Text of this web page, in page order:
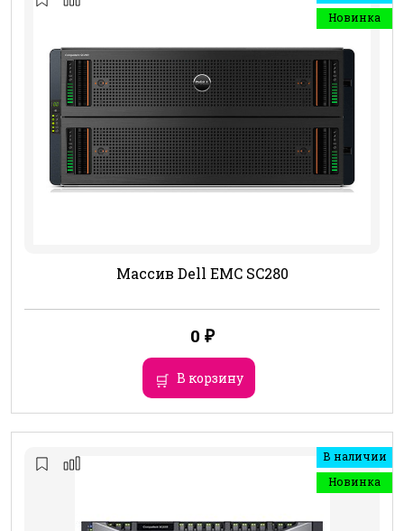
Новинка
Массив Dell EMC SC280
0 ₽
В корзину
В наличии
Новинка